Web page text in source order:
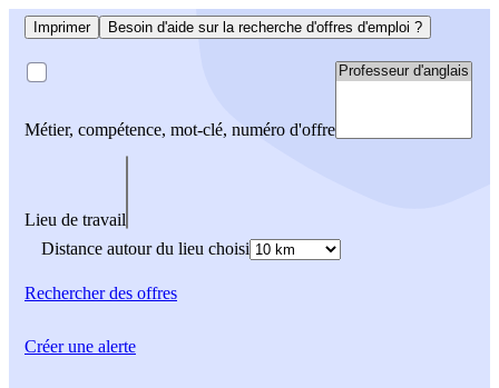
Imprimer Besoin d'aide sur la recherche d'offres d'emploi ?
Métier, compétence, mot-clé, numéro d'offre
Lieu de travail
Distance autour du lieu choisi
Rechercherdes offres
Créer une alerte